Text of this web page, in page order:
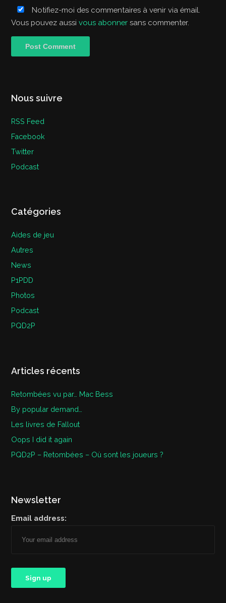
Notifiez-moi des commentaires à venir via émail.
Vous pouvez aussivous abonner sans commenter.
Nous suivre
RSS Feed
Facebook
Twitter
Podcast
Catégories
Aides de jeu
Autres
News
P1PDD
Photos
Podcast
PQD2P
Articles récents
Retombées vu par… Mac Bess
By popular demand…
Les livres de Fallout
Oops I did it again
PQD2P – Retombées – Où sont les joueurs ?
Newsletter
Email address: